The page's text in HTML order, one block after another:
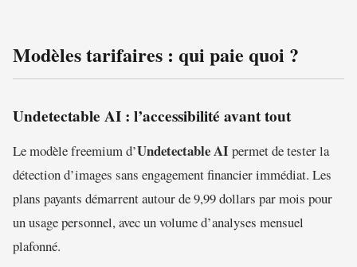
Modèles tarifaires : qui paie quoi ?
Undetectable AI : l’accessibilité avant tout
Le modèle freemium d’Undetectable AI permet de tester la
détection d’images sans engagement financier immédiat. Les
plans payants démarrent autour de 9,99 dollars par mois pour
un usage personnel, avec un volume d’analyses mensuel
plafonné.